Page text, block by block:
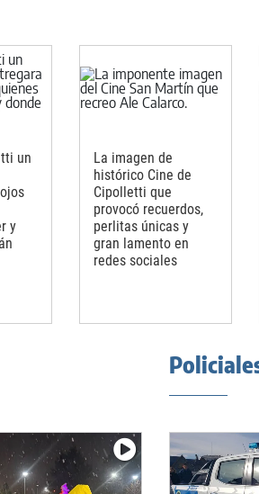
un
y
La imagen de
histórico Cine de
Cipolletti que
provocó recuerdos,
perlitas únicas y
gran lamento en
redes sociales